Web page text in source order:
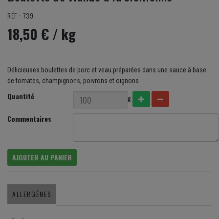
RÉF : 739
18,50 €/ kg
Délicieuses boulettes de porc et veau préparées dans une sauce à base
de tomates, champignons, poivrons et oignons
Quantité g
Commentaires
AJOUTER AU PANIER
ALLERGÈNES